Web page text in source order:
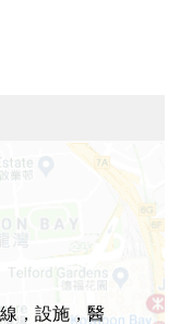
，設施，醫